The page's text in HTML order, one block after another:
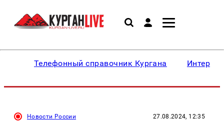
Телефонный справочник Кургана
Новости России 27.08.2024, 12:35